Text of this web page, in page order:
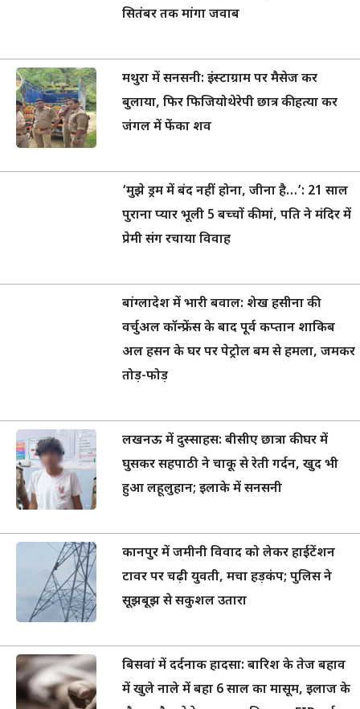
सितंबर तक मांगा जवाब
मथुरा में सनसनी: इंस्टाग्राम पर मैसेज कर
बुलाया, फिर फिजियोथेरेपी छात्र की हत्या कर
जंगल में फेंका शव
‘मुझे ड्रम में बंद नहीं होना, जीना है…’: 21 साल
पुराना प्यार भूली 5 बच्चों की मां, पति ने मंदिर में
प्रेमी संग रचाया विवाह
बांग्लादेश में भारी बवाल: शेख हसीना की
वर्चुअल कॉन्फ्रेंस के बाद पूर्व कप्तान शाकिब
अल हसन के घर पर पेट्रोल बम से हमला, जमकर
तोड़-फोड़
लखनऊ में दुस्साहस: बीसीए छात्रा की घर में
घुसकर सहपाठी ने चाकू से रेती गर्दन, खुद भी
हुआ लहूलुहान; इलाके में सनसनी
कानपुर में जमीनी विवाद को लेकर हाईटेंशन
टावर पर चढ़ी युवती, मचा हड़कंप; पुलिस ने
सूझबूझ से सकुशल उतारा
बिसवां में दर्दनाक हादसा: बारिश के तेज बहाव
में खुले नाले में बहा 6 साल का मासूम, इलाज के